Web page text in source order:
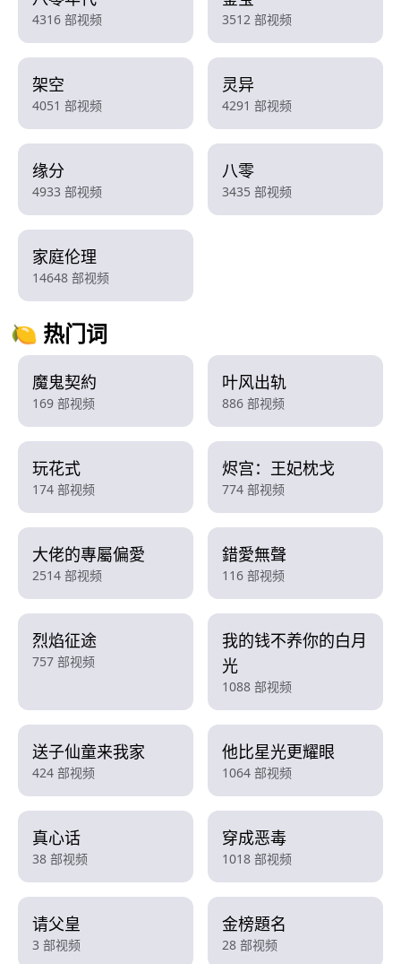
4316 部视频 3512 部视频
架空
4051 部视频
灵异
4291 部视频
缘分
4933 部视频
八零
3435 部视频
家庭伦理
14648 部视频
🍋 热门词
魔鬼契約
169 部视频
叶风出轨
886 部视频
玩花式
174 部视频
烬宫：王妃枕戈
774 部视频
大佬的專屬偏愛
2514 部视频
錯愛無聲
116 部视频
烈焰征途
757 部视频
我的钱不养你的白月
光
1088 部视频
送子仙童来我家
424 部视频
他比星光更耀眼
1064 部视频
真心话
38 部视频
穿成恶毒
1018 部视频
请父皇
3 部视频
金榜題名
28 部视频